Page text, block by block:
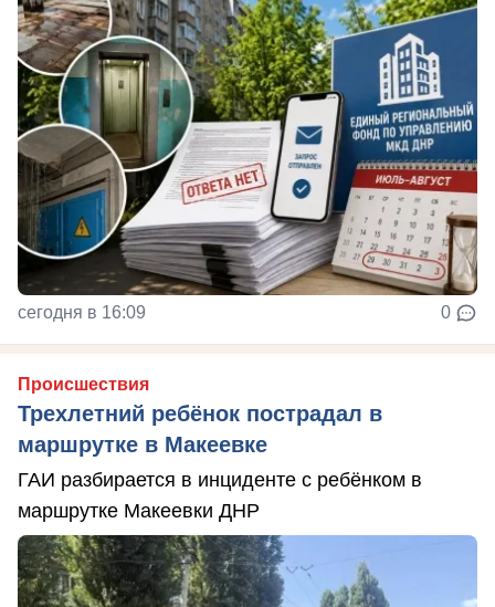
сегодня в 16:09 0
Происшествия
Трехлетний ребёнок пострадал в
маршрутке в Макеевке
ГАИ разбирается в инциденте с ребёнком в
маршрутке Макеевки ДНР